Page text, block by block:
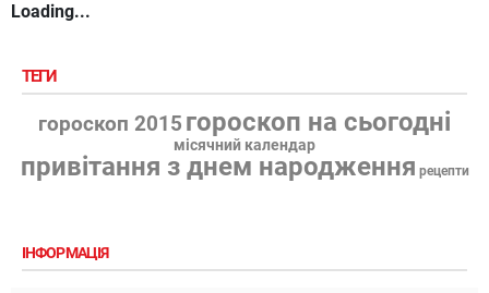
Loading...
ТЕГИ
гороскоп 2015 гороскоп на сьогодні
місячний календар
привітання з днем народження рецепти
ІНФОРМАЦІЯ